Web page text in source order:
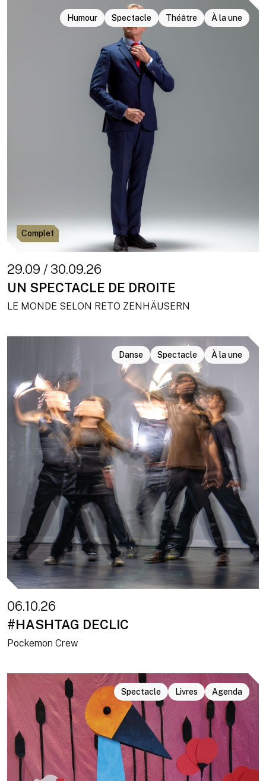
Humour Spectacle Théâtre À la une
Complet
29.09 / 30.09.26
UN SPECTACLE DE DROITE
LE MONDE SELON RETO ZENHÄUSERN
Danse Spectacle À la une
06.10.26
#HASHTAG DECLIC
Pockemon Crew
Spectacle Livres Agenda